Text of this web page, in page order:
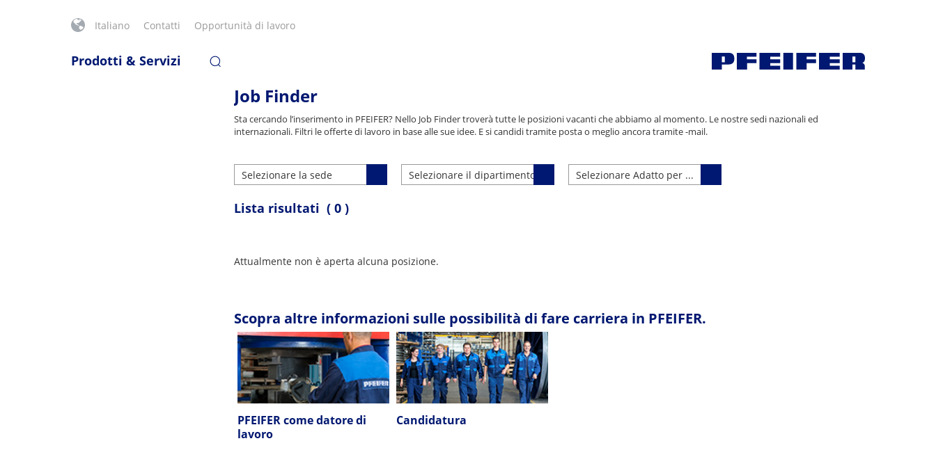
Italiano Contatti Opportunità di lavoro
Prodotti & Servizi
Job Finder
Sta cercando l’inserimento in PFEIFER? Nello Job Finder troverà tutte le posizioni vacanti che abbiamo al momento. Le nostre sedi nazionali ed
internazionali. Filtri le offerte di lavoro in base alle sue idee. E si candidi tramite posta o meglio ancora tramite -mail.
Selezionare la sede Selezionare il dipartimento Selezionare Adatto per ...
Lista risultati ( 0 )
Attualmente non è aperta alcuna posizione.
Scopra altre informazioni sulle possibilità di fare carriera in PFEIFER.
PFEIFER come datore di
lavoro
Candidatura